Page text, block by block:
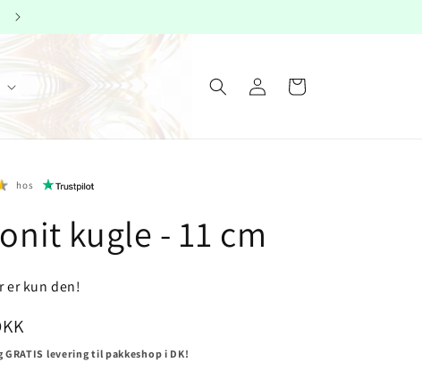
ind
Indkøbskurv
hos
kugle - 11 cm
er kun den!
GRATIS levering til pakkeshop i DK!